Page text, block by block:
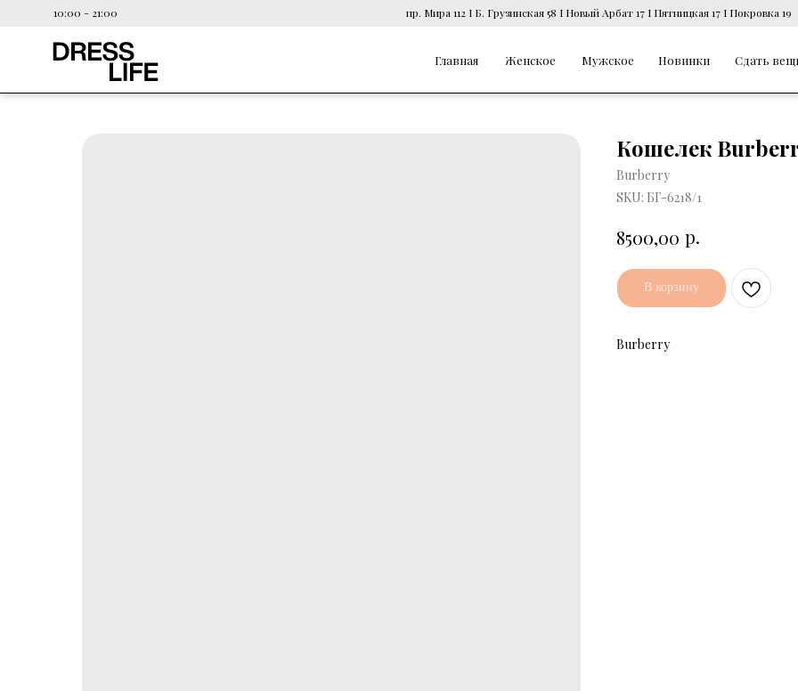
Главная Женское Мужское Новинки Сдать
10:00 - 21:00 пр. Мира 112 I Б. Грузинская 58 I Новый Арбат 17 I Пятницкая 17 I Покровка 19
Кошелек
Burberry
SKU: БГ-6218/1
8500,00 р.
В корзину
Burberry